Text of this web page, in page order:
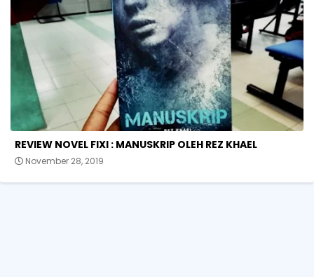
REVIEW NOVEL FIXI : MANUSKRIP OLEH REZ KHAEL
November 28, 2019